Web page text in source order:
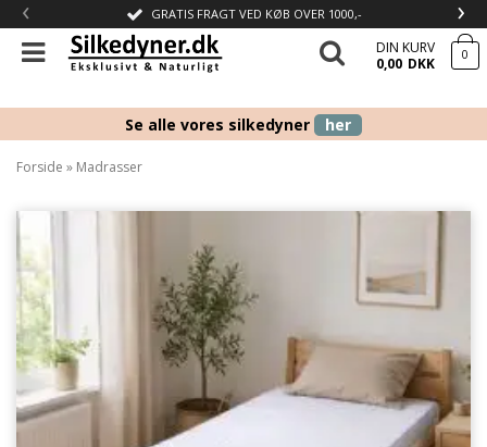
GRATIS FRAGT VED KØB OVER 1000,-
‹ ›
DIN KURV
0,00 DKK 0
Se alle vores silkedyner her
Forside » Madrasser